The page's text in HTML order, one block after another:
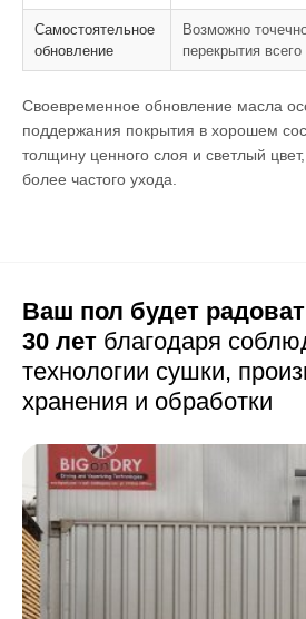
Самостоятельное
обновление
Возможно
перекрытия
Своевременное обновление масла
поддержания покрытия в хорошем
толщину ценного слоя и светлый
более частого ухода.
Ваш пол будет
30 лет благодаря
технологии сушки,
хранения и обработки